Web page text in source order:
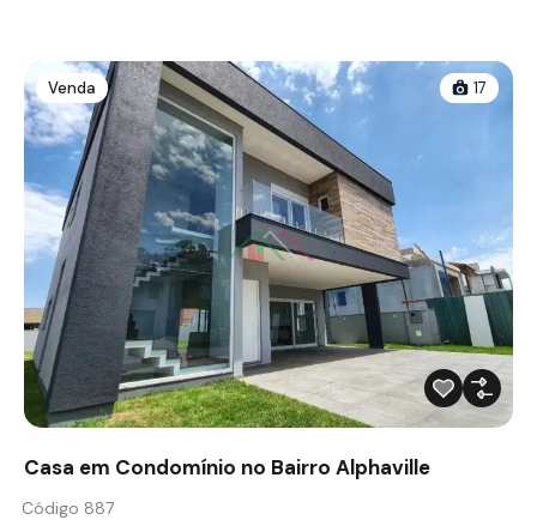
Venda 17
Casa em Condomínio no Bairro Alphaville
Código 887